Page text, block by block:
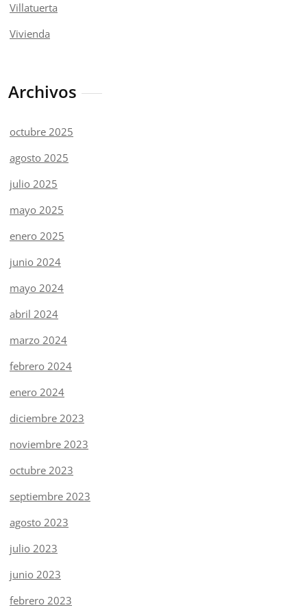
Villatuerta
Vivienda
Archivos
octubre 2025
agosto 2025
julio 2025
mayo 2025
enero 2025
junio 2024
mayo 2024
abril 2024
marzo 2024
febrero 2024
enero 2024
diciembre 2023
noviembre 2023
octubre 2023
septiembre 2023
agosto 2023
julio 2023
junio 2023
febrero 2023